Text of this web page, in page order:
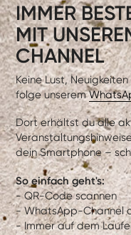
IMMER
MIT
CHANNEL
Keine Lust,
folge unserem
Dort erhältst du alle
dein Smartphone –
So einfach geht's:
- QR-Code scannen
- WhatsApp-Channel
- Immer auf dem